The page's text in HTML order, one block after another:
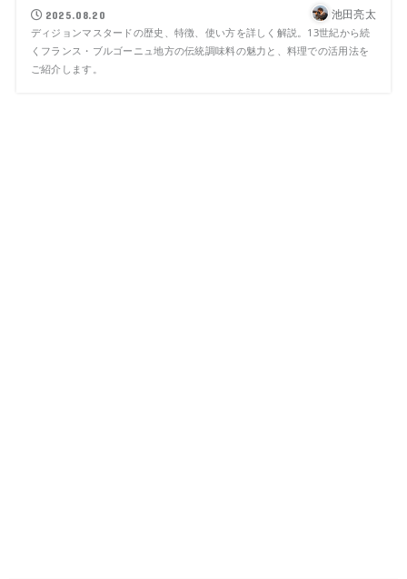
2025.08.20 池田亮太
ディジョンマスタードの歴史、特徴、使い方を詳しく解説。13世紀から続
くフランス・ブルゴーニュ地方の伝統調味料の魅力と、料理での活用法を
ご紹介します。